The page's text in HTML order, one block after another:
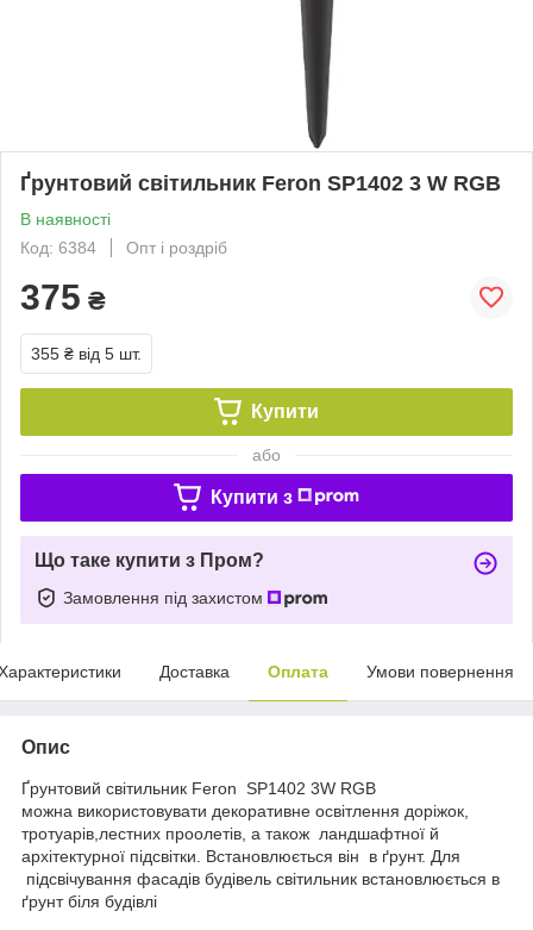
Ґрунтовий світильник Feron SP1402 3 W RGB
В наявності
Код: 6384
Опт і роздріб
375 ₴
355 ₴ від 5 шт.
Купити
або
Купити з
Що таке купити з Пром?
Замовлення під захистом
Доставка Оплата Умови повернення
Опис
Ґрунтовий світильник Feron SP1402 3W RGB
можна використовувати декоративне освітлення доріжок,
тротуарів,лестних проолетів, а також ландшафтної й
архітектурної підсвітки. Встановлюється він в ґрунт. Для
підсвічування фасадів будівель світильник встановлюється в
ґрунт біля будівлі